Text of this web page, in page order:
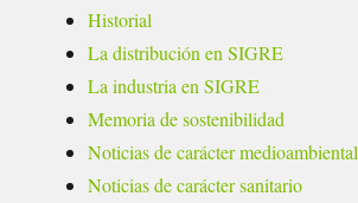
Historial
La distribución en SIGRE
La industria en SIGRE
Memoria de sostenibilidad
Noticias de carácter medioambiental
Noticias de carácter sanitario